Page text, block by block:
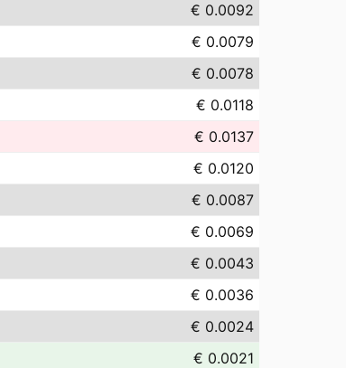
€ 0.0092
€ 0.0079
€ 0.0078
€ 0.0118
€ 0.0137
€ 0.0120
€ 0.0087
€ 0.0069
€ 0.0043
€ 0.0036
€ 0.0024
€ 0.0021